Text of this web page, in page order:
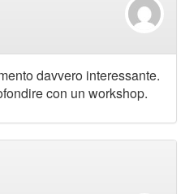
davvero interessante.
con un workshop.